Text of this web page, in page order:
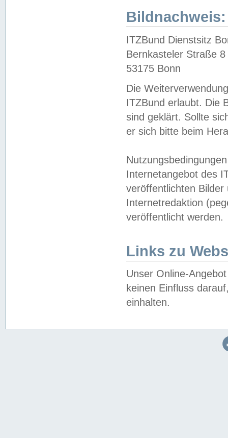
Bildnachweis:
ITZBund Dienstsitz
Bernkasteler Straße 8
53175 Bonn
Die
ITZBund erlaubt. Die
sind geklärt. Sollte
er sich bitte beim
Internetangebot des
veröffentlichten
Internetredaktion
veröffentlicht werden.
Links zu
Unser Online-
keinen Einfluss
einhalten.